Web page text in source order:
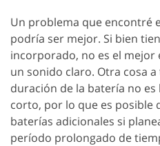
Un problema que encontré
podría ser mejor. Si bien
incorporado, no es el
un sonido claro. Otra cosa
duración de la batería no es
corto, por lo que es posible
baterías adicionales si
período prolongado de